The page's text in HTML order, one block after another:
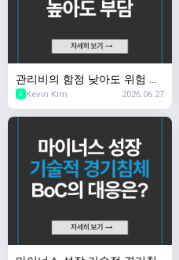
관리비의 함정 낮아도 위험 높
아도 부담
2 Kevin Kim 2026.06.27